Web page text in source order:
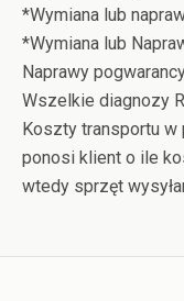
*Wymiana lub
*Wymiana lub
Naprawy
Wszelkie diagnozy
Koszty transportu w
ponosi klient o ile
wtedy sprzęt